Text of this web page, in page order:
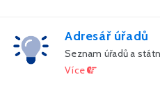
Adresář úřadů
Seznam úřadů a
Více